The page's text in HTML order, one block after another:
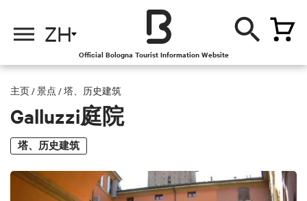
ZH
Official Bologna Tourist Information Website
主页 /景点 /塔、历史建筑
Galluzzi庭院
塔、历史建筑